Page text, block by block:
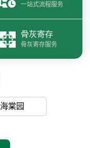
一站式流程服务
骨灰寄存
骨灰寄存服务
海棠园